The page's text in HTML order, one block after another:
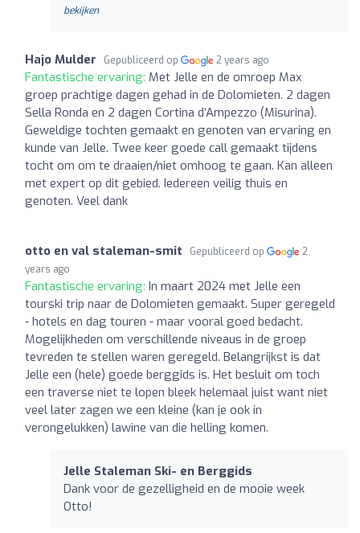
bekijken
Hajo Mulder Gepubliceerd op 2 years ago
Fantastische ervaring: Met Jelle en de omroep Max
groep prachtige dagen gehad in de Dolomieten. 2 dagen
Sella Ronda en 2 dagen Cortina d’Ampezzo (Misurina).
Geweldige tochten gemaakt en genoten van ervaring en
kunde van Jelle. Twee keer goede call gemaakt tijdens
tocht om om te draaien/niet omhoog te gaan. Kan alleen
met expert op dit gebied. Iedereen veilig thuis en
genoten. Veel dank
otto en val staleman-smit Gepubliceerd op
2
years ago
Fantastische ervaring: In maart 2024 met Jelle een
tourski trip naar de Dolomieten gemaakt. Super geregeld
- hotels en dag touren - maar vooral goed bedacht.
Mogelijkheden om verschillende niveaus in de groep
tevreden te stellen waren geregeld. Belangrijkst is dat
Jelle een (hele) goede berggids is. Het besluit om toch
een traverse niet te lopen bleek helemaal juist want niet
veel later zagen we een kleine (kan je ook in
verongelukken) lawine van die helling komen.
Jelle Staleman Ski- en Berggids
Dank voor de gezelligheid en de mooie week
Otto!